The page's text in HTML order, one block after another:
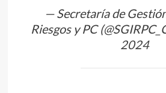
— Secretaría de
Riesgos y PC
2024